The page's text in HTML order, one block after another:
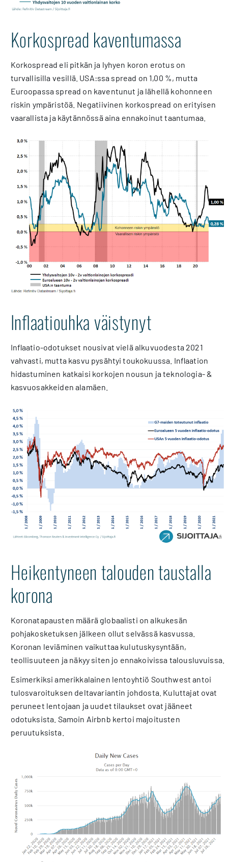
Korkospread kaventumassa
Korkospread eli pitkän ja lyhyen koron erotus on
turvallisilla vesillä. USA:ssa spread on 1,00 %, mutta
Euroopassa spread on kaventunut ja lähellä kohonneen
riskin ympäristöä. Negatiivinen korkospread on erityisen
vaarallista ja käytännössä aina ennakoinut taantumaa.
Inflaatiouhka väistynyt
Inflaatio-odotukset nousivat vielä alkuvuodesta 2021
vahvasti, mutta kasvu pysähtyi toukokuussa. Inflaation
hidastuminen katkaisi korkojen nousun ja teknologia- &
kasvuosakkeiden alamäen.
Heikentyneen talouden taustalla
korona
Koronatapausten määrä globaalisti on alkukesän
pohjakosketuksen jälkeen ollut selvässä kasvussa.
Koronan leviäminen vaikuttaa kulutuskysyntään,
teollisuuteen ja näkyy siten jo ennakoivissa talousluvuissa.
Esimerkiksi amerikkalainen lentoyhtiö Southwest antoi
tulosvaroituksen deltavariantin johdosta. Kuluttajat ovat
peruneet lentojaan ja uudet tilaukset ovat jääneet
odotuksista. Samoin Airbnb kertoi majoitusten
peruutuksista.